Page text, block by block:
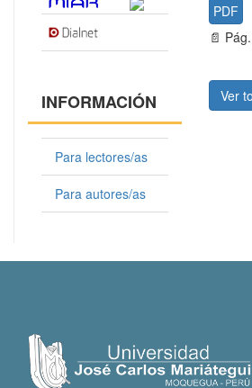
PDF
📄
Ver
INFORMACIÓN
Para lectores/as
Para autores/as